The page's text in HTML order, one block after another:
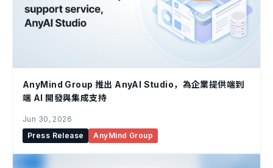
Press Release AnyMind Group
Jun 30, 2026
AnyMind Group 推出 AnyAI Studio，為企業提供端到
端 AI 開發與集成支持